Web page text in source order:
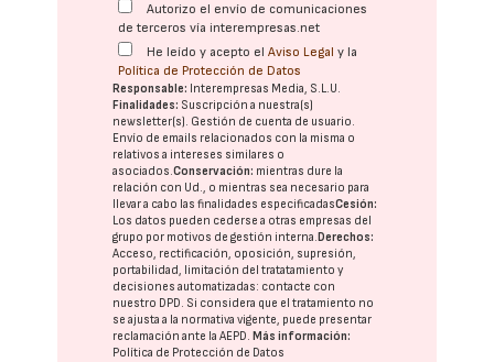
Autorizo el envío de comunicaciones
de terceros vía interempresas.net
He leído y acepto elAviso Legal y la
Política de Protección de Datos
Responsable: Interempresas Media, S.L.U.
Finalidades: Suscripción a nuestra(s)
newsletter(s). Gestión de cuenta de usuario.
Envío de emails relacionados con la misma o
relativos a intereses similares o
asociados.Conservación: mientras dure la
relación con Ud., o mientras sea necesario para
llevar a cabo las finalidades especificadasCesión:
Los datos pueden cederse a otras empresas del
grupo por motivos de gestión interna. Derechos:
Acceso, rectificación, oposición, supresión,
portabilidad, limitación del tratatamiento y
decisiones automatizadas: contacte con
nuestro DPD. Si considera que el tratamiento no
se ajusta a la normativa vigente, puede presentar
reclamación ante laAEPD. Más información:
Política de Protección de Datos